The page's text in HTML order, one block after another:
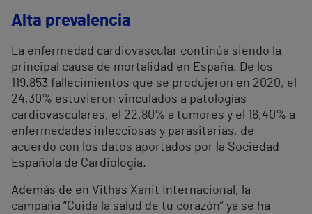
Alta prevalencia
La enfermedad cardiovascular continúa siendo la
principal causa de mortalidad en España. De los
119.853 fallecimientos que se produjeron en 2020, el
24,30% estuvieron vinculados a patologías
cardiovasculares, el 22,80% a tumores y el 16,40% a
enfermedades infecciosas y parasitarias, de
acuerdo con los datos aportados por la Sociedad
Española de Cardiología.
Además de en Vithas Xanit Internacional, la
campaña “Cuida la salud de tu corazón” ya se ha